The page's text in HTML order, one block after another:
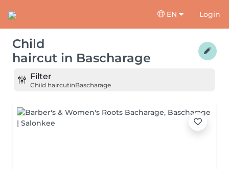
EN Login
Child
haircut in Bascharage
Filter
Child haircutinBascharage